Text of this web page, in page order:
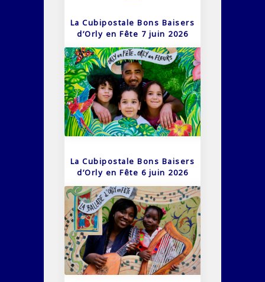
La Cubipostale Bons Baisers
d’Orly en Fête 7 juin 2026
La Cubipostale Bons Baisers
d’Orly en Fête 6 juin 2026